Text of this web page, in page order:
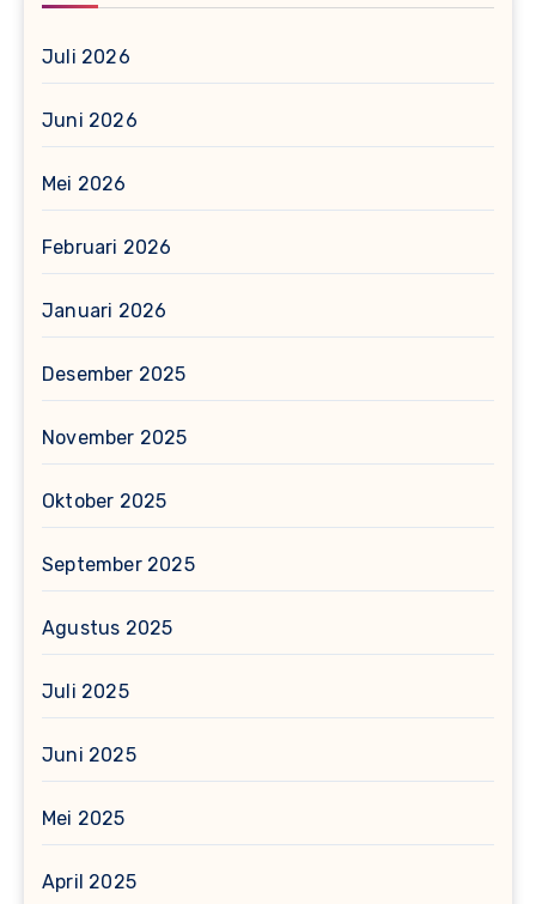
Juli 2026
Juni 2026
Mei 2026
Februari 2026
Januari 2026
Desember 2025
November 2025
Oktober 2025
September 2025
Agustus 2025
Juli 2025
Juni 2025
Mei 2025
April 2025